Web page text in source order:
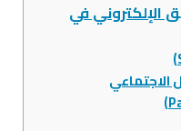
الإلكتروني في
الاجتماعي